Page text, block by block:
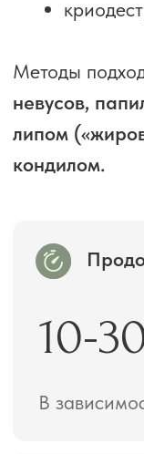
Важно не сдирать
7-10
Удалённое
появляется вновь.
Эффект от